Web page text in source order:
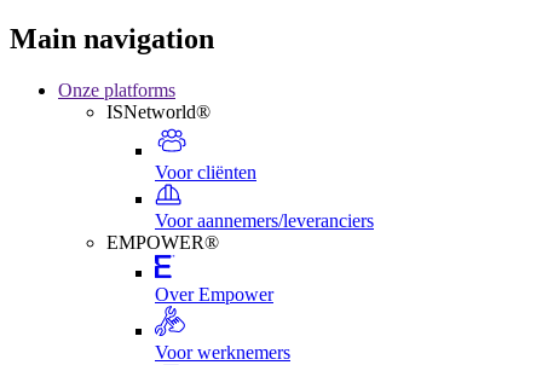
Main navigation
Onze platforms
ISNetworld®
Voor cliënten
Voor aannemers/leveranciers
EMPOWER®
Over Empower
Voor werknemers